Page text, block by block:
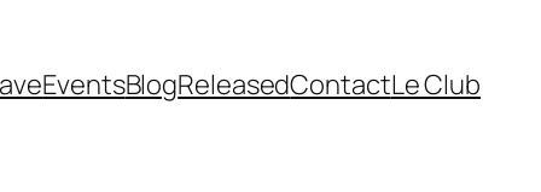
EventsBlogReleasedContactLe Club